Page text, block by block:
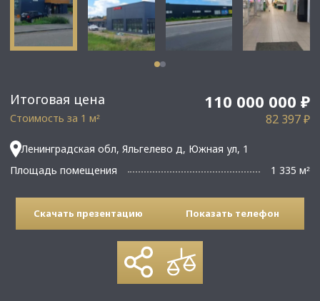
Итоговая цена 110 000 000 ₽
Стоимость за 1 м² 82 397 ₽
Ленинградская обл, Яльгелево д, Южная ул, 1
Площадь помещения
1 335 м²
Скачать презентацию Показать телефон